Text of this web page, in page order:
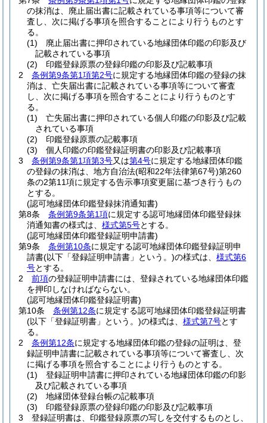
の抹消は、廃止届出書に記載されている事項等について審
査し、次に掲げる事項を照合することにより行うものとす
る。
(1)
廃止届出書に押印されている地縁団体印鑑の印影及び
記載されている事項
(2)
印鑑登録原票の登録印鑑の印影及び記載事項
2
条例第9条第1項第2号に規定する地縁団体印鑑の登録の抹
消は、亡失届出書に記載されている事項等について審査
し、次に掲げる事項を照合することにより行うものとす
る。
(1)
亡失届出書に押印されている個人印鑑の印影及び記載
されている事項
(2)
印鑑登録原票の記載事項
(3)
個人印鑑の印鑑登録証明書の印影及び記載事項
3
条例第9条第1項第3号又は第4号に規定する地縁団体印鑑
の登録の抹消は、地方自治法(昭和22年法律第67号)第260
条の2第11項に規定する告示事項変更届に基づき行うもの
とする。
(認可地縁団体印鑑登録抹消通知書)
第8条
条例第9条第1項に規定する認可地縁団体印鑑登録抹
消通知書の様式は、 様式第5号とする。
(認可地縁団体印鑑登録証明申請書)
第9条
条例第10条に規定する認可地縁団体印鑑登録証明申
請書(以下「登録証明申請書」という。)の様式は、 様式第6
号とする。
2
前項の登録証明申請書には、登録されている地縁団体印鑑
を押印しなければならない。
(認可地縁団体印鑑登録証明書)
第10条
条例第12条に規定する認可地縁団体印鑑登録証明書
(以下「登録証明書」という。)の様式は、 様式第7号とす
る。
2
条例第12条に規定する地縁団体印鑑の登録の証明は、登
録証明申請書に記載されている事項等について審査し、次
に掲げる事項を照合することにより行うものとする。
(1)
登録証明申請書に押印されている地縁団体印鑑の印影
及び記載されている事項
(2)
地縁団体登録台帳の記載事項
(3)
印鑑登録原票の登録印鑑の印影及び記載事項
3
登録証明書は、印鑑登録原票の写しを交付するものとし、